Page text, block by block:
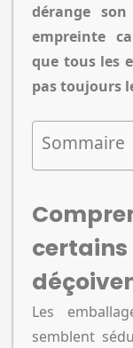
dérange
empreinte
que tous les
pas toujours
Sommaire
Les
semblent